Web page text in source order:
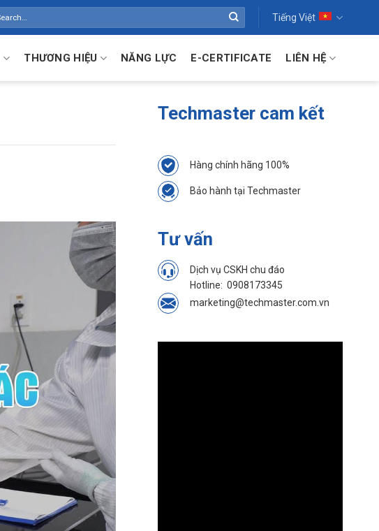
Tiếng Việt
THƯƠNG HIỆU NĂNG LỰC E-CERTIFICATE LIÊN HỆ
Techmaster cam kết
Hàng chính hãng 100%
Bảo hành tại Techmaster
Tư vấn
Dịch vụ CSKH chu đáo
Hotline: 0908173345
marketing@techmaster.com.vn